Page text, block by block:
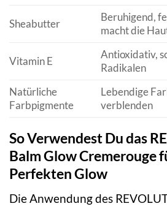
Sheabutter
Beruhigend,
macht die
Vitamin E
Antioxidativ,
Radikalen
Natürliche
Farbpigmente
Lebendige
verblenden
So Verwendest Du das
Balm Glow Cremerouge
Perfekten Glow
Die Anwendung des